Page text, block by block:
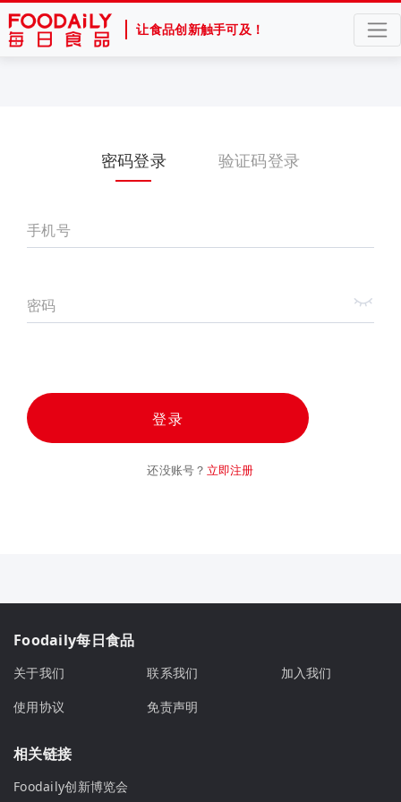
让食品创新触手可及！
密码登录 验证码登录
手机号
密码
登录
还没账号？ 立即注册
Foodaily每日食品
关于我们 联系我们
加入我们
使用协议
免责声明
相关链接
Foodaily创新博览会